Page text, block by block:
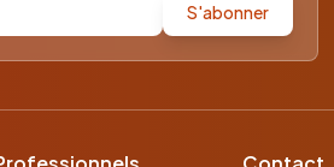
S'abonner